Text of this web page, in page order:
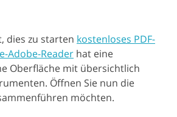
dies zu starten kostenloses PDF-
Adobe-Reader hat eine
Oberfläche mit übersichtlich
Öffnen Sie nun die
möchten.